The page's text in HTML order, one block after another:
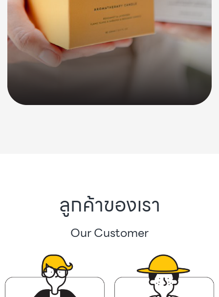
ลูกค้าของเรา
Our Customer